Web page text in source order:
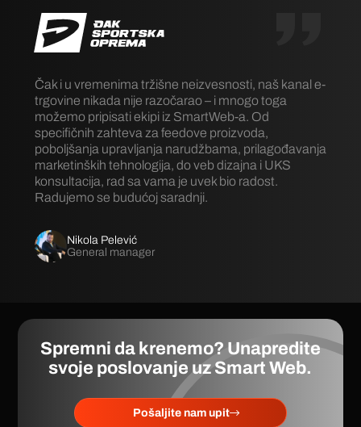
Nikola Pelević
General manager
Čak i u vremenima tržišne neizvesnosti, naš kanal e-
trgovine nikada nije razočarao – i mnogo toga
možemo pripisati ekipi iz SmartWeb-a. Od
specifičnih zahteva za feedove proizvoda,
poboljšanja upravljanja narudžbama, prilagođavanja
marketinških tehnologija, do veb dizajna i UKS
konsultacija, rad sa vama je uvek bio radost.
Radujemo se budućoj saradnji.
Spremni da krenemo? Unapredite
svoje poslovanje uz Smart Web.
Pošaljite nam upit